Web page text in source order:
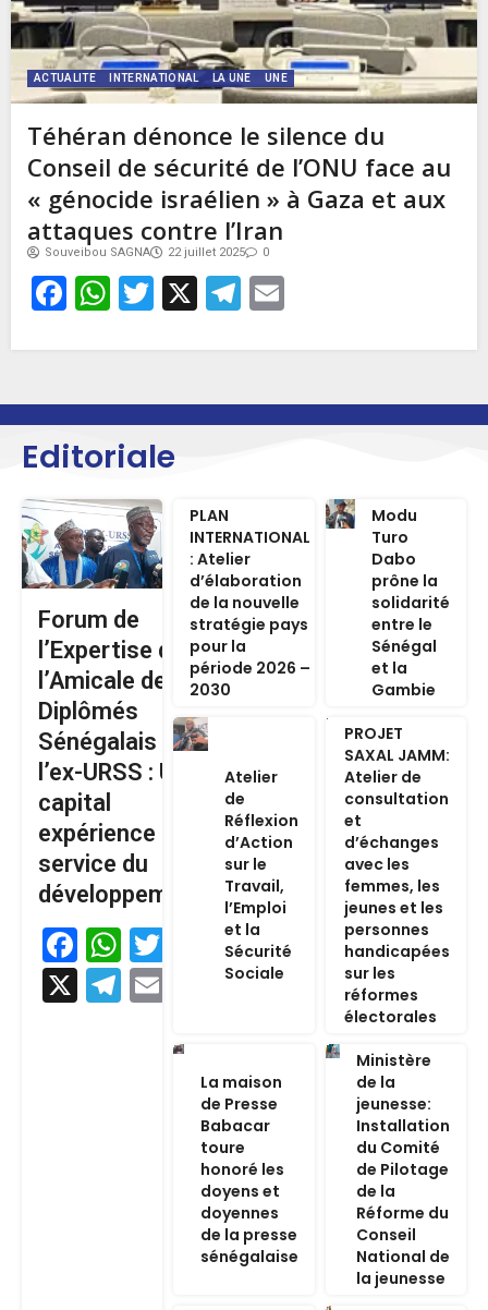
ACTUALITE INTERNATIONAL LA UNE UNE
Téhéran dénonce le silence du
Conseil de sécurité de l’ONU face au
« génocide israélien » à Gaza et aux
attaques contre l’Iran
Souveibou SAGNA 22 juillet 2025 0
Facebook
WhatsApp
Twitter
X Telegram
Editoriale
Forum de
l’Expertise de
l’Amicale des
Diplômés
Sénégalais de
l’ex-URSS : Un
capital
expérience au
service du
développement
Facebook
WhatsApp
Twitter
X
Telegram
Email
PLAN
INTERNATIONAL
: Atelier
d’élaboration
de la nouvelle
stratégie pays
pour la
période 2026 –
2030
Modu
Turo
Dabo
prône la
solidarité
entre le
Sénégal
et la
Gambie
Atelier
de
Réflexion
d’Action
sur le
Travail,
l’Emploi
et la
Sécurité
Sociale
PROJET
SAXAL JAMM:
Atelier de
consultation
et
d’échanges
avec les
femmes, les
jeunes et les
personnes
handicapées
sur les
réformes
électorales
La maison
de Presse
Babacar
toure
honoré les
doyens et
doyennes
de la presse
sénégalaise
Ministère
de la
jeunesse:
Installation
du Comité
de Pilotage
de la
Réforme du
Conseil
National de
la jeunesse